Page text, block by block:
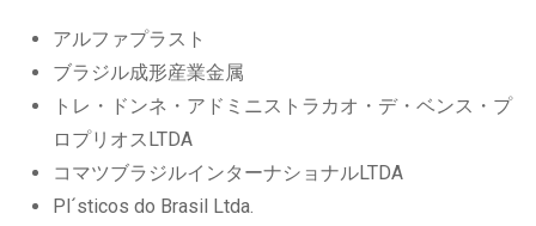
アルファプラスト
ブラジル成形産業金属
トレ・ドンネ・アドミニストラカオ・デ・ベンス・プ
ロプリオスLTDA
コマツブラジルインターナショナルLTDA
Pl´sticos do Brasil Ltda.